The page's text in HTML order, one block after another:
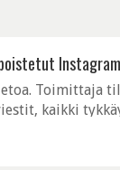
Toimittaja
kaikki